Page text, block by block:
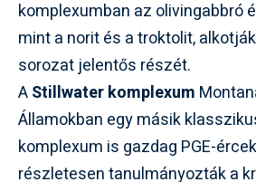
komplexumban az olivingabbró
mint a norit és a troktolit,
sorozat jelentős részét.
AStillwater komplexum
Államokban egy másik
komplexum is gazdag PGE-
részletesen tanulmányozták a